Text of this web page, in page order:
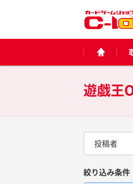
投稿者
絞り込み条件